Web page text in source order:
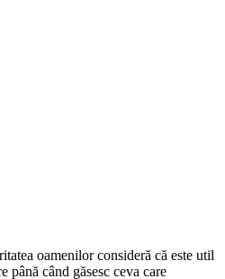
oamenilor consideră că este util
până când găsesc ceva care